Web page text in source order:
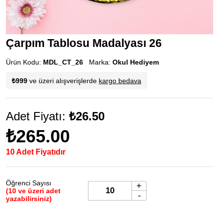
Çarpım Tablosu Madalyası 26
Ürün Kodu: MDL_CT_26 Marka: Okul Hediyem
₺999 ve üzeri alışverişlerde kargo bedava
Adet Fiyatı: ₺26.50
₺265.00
10 Adet Fiyatıdır
Öğrenci Sayısı
(10 ve üzeri adet
yazabilirsiniz)
+
-